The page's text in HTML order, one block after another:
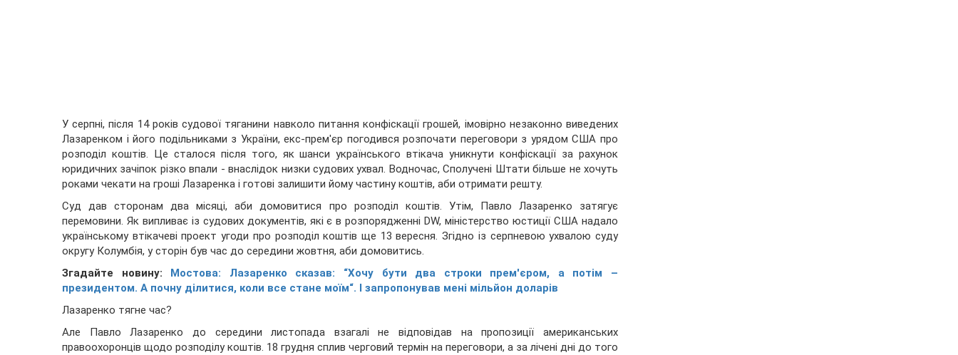
У серпні, після 14 років судової тяганини навколо питання конфіскації грошей, імовірно незаконно виведених
Лазаренком і його подільниками з України, екс-прем'єр погодився розпочати переговори з урядом США про
розподіл коштів. Це сталося після того, як шанси українського втікача уникнути конфіскації за рахунок
юридичних зачіпок різко впали - внаслідок низки судових ухвал. Водночас, Сполучені Штати більше не хочуть
роками чекати на гроші Лазаренка і готові залишити йому частину коштів, аби отримати решту.
Суд дав сторонам два місяці, аби домовитися про розподіл коштів. Утім, Павло Лазаренко затягує
перемовини. Як випливає із судових документів, які є в розпорядженні DW, міністерство юстиції США надало
українському втікачеві проект угоди про розподіл коштів ще 13 вересня. Згідно із серпневою ухвалою суду
округу Колумбія, у сторін був час до середини жовтня, аби домовитись.
Згадайте новину:
Мостова: Лазаренко сказав: “Хочу бути два строки прем'єром, а потім –
президентом. А почну ділитися, коли все стане моїм“. І запропонував мені мільйон доларів
Лазаренко тягне час?
Але Павло Лазаренко до середини листопада взагалі не відповідав на пропозиції американських
правоохоронців щодо розподілу коштів. 18 грудня сплив черговий термін на переговори, а за лічені дні до того